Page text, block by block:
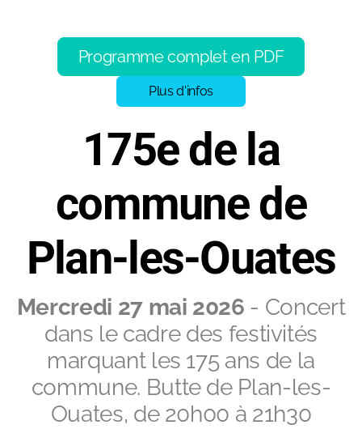
Programme complet en PDF
Plus d'infos
175e de la
commune de
Plan-les-Ouates
Mercredi 27 mai 2026 - Concert
dans le cadre des festivités
marquant les 175 ans de la
commune. Butte de Plan-les-
Ouates, de 20h00 à 21h30